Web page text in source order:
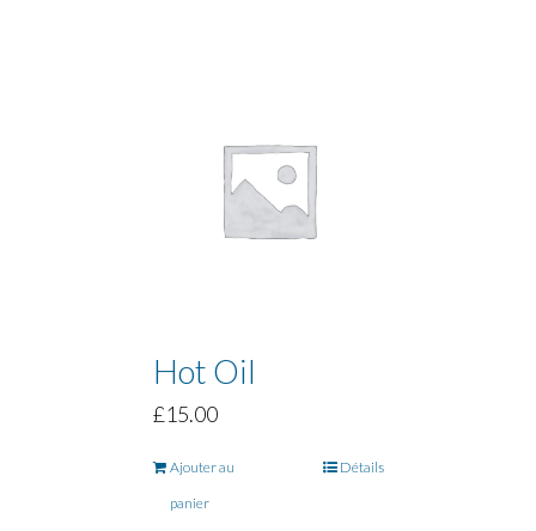
Hot Oil
£15.00
Ajouter au
panier
Détails